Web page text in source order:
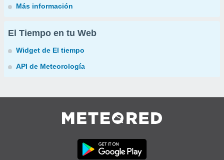
Más información
El Tiempo en tu Web
Widget de El tiempo
API de Meteorología